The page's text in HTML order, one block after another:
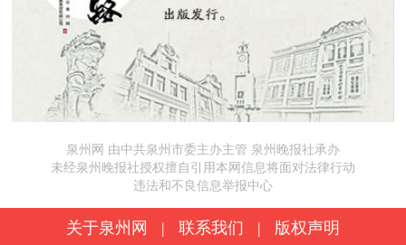
泉州网 由中共泉州市委主办主管 泉州晚报社承办
未经泉州晚报社授权擅自引用本网信息将面对法律行动
违法和不良信息举报中心
关于泉州网 | 联系我们 | 版权声明